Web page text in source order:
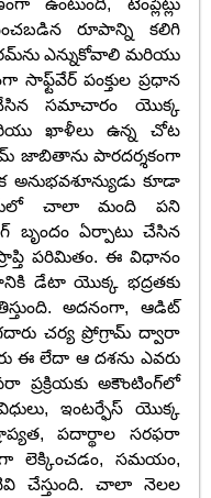
రూపాన్ని కలిగి
ఎన్నుకోవాలి మరియు
పంక్తుల ప్రధాన
చేసిన సమాచారం యొక్క
ఖాళీలు ఉన్న చోట
జాబితాను పారదర్శకంగా
కూడా
చాలా మంది పని
బృందం ఏర్పాటు చేసిన
పరిమితం. ఈ విధానం
డేటా యొక్క భద్రతకు
అదనంగా, ఆడిట్
చర్య ప్రోగ్రామ్ ద్వారా
ఈ లేదా ఆ దశను ఎవరు
అకౌంటింగ్‌లో
ఇంటర్ఫేస్ యొక్క
పదార్థాల సరఫరా
లెక్కించడం, సమయం,
చేస్తుంది. చాలా నెలల